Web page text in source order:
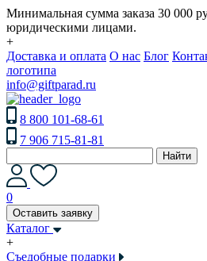
Минимальная сумма заказа 30 000
юридическими лицами.
+
Доставка и оплата О нас Блог
логотипа
info@giftparad.ru
8 800 101-68-61
7 906 715-81-81
Найти
0
Оставить заявку
Каталог
+
Съедобные подарки